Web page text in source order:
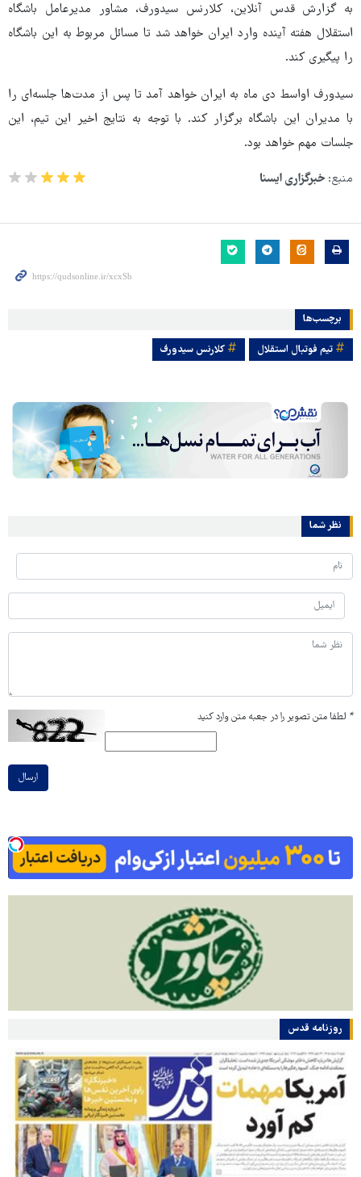
به گزارش قدس آنلاین، کلارنس سیدورف، مشاور مدیرعامل باشگاه
استقلال هفته آینده وارد ایران خواهد شد تا مسائل مربوط به این باشگاه
را پیگیری کند.
سیدورف اواسط دی ماه به ایران خواهد آمد تا پس از مدت‌ها جلسه‌ای را
با مدیران این باشگاه برگزار کند. با توجه به نتایج اخیر این تیم، این
جلسات مهم خواهد بود.
منبع: خبرگزاری ایسنا
برچسب‌ها
تیم فوتبال استقلال کلارنس سیدورف
نظر شما
* لطفا متن تصویر را در جعبه متن وارد کنید
ارسال
روزنامه قدس